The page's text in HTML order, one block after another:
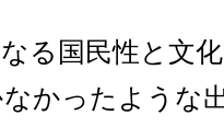
る国民性と文
かったような